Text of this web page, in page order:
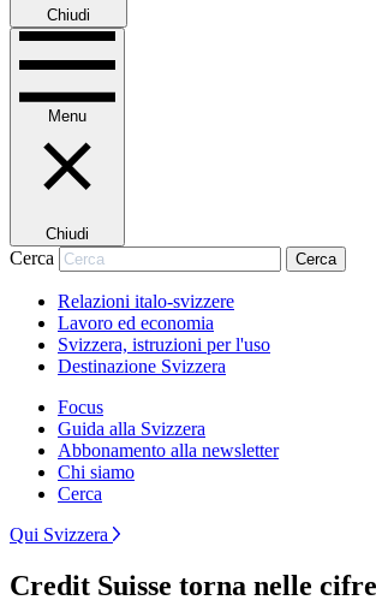
Chiudi
Menu
Chiudi
Cerca Cerca
Relazioni italo-svizzere
Lavoro ed economia
Svizzera, istruzioni per l'uso
Destinazione Svizzera
Focus
Guida alla Svizzera
Abbonamento alla newsletter
Chi siamo
Cerca
Qui Svizzera
Credit Suisse torna nelle